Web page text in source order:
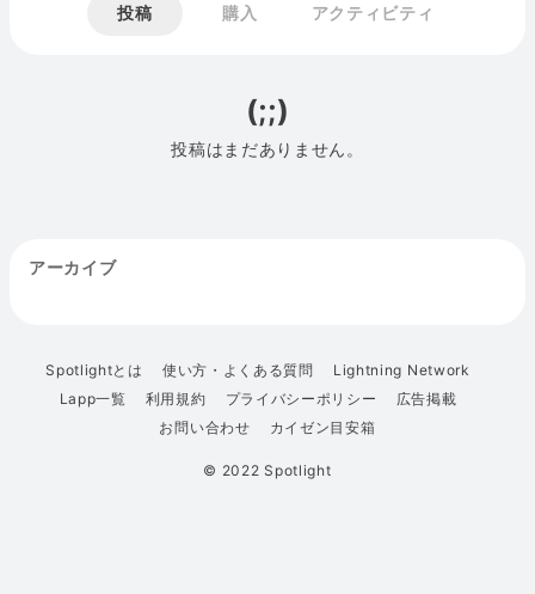
投稿 購入 アクティビティ
(;;)
投稿はまだありません。
アーカイブ
Spotlightとは 使い方・よくある質問
Lightning Network
Lapp一覧
利用規約 プライバシーポリシー
広告掲載
お問い合わせ
カイゼン目安箱
© 2022 Spotlight